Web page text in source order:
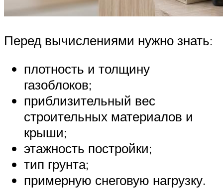
Перед вычислениями нужно знать:
плотность и толщину
газоблоков;
приблизительный вес
строительных материалов и
крыши;
этажность постройки;
тип грунта;
примерную снеговую нагрузку.